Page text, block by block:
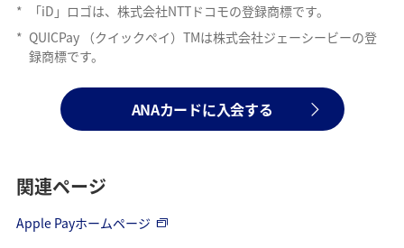
*
「iD」ロゴは、株式会社NTTドコモの登録商標です。
* QUICPay （クイックペイ）TMは株式会社ジェーシービーの登
録商標です。
ANAカードに入会する
関連ページ
Apple Payホームページ